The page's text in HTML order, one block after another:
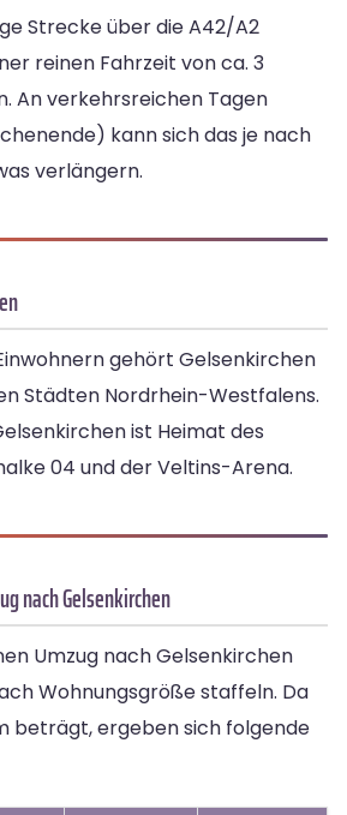
Strecke über die A42/A2
reinen Fahrzeit von ca. 3
An verkehrsreichen Tagen
kann sich das je nach
verlängern.
gehört Gelsenkirchen
Städten Nordrhein-Westfalens.
ist Heimat des
04 und der Veltins-Arena.
nach Gelsenkirchen
Umzug nach Gelsenkirchen
Wohnungsgröße staffeln. Da
beträgt, ergeben sich folgende